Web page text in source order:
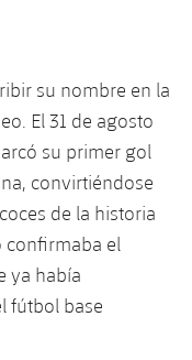
su nombre en la
El 31 de agosto
su primer gol
convirtiéndose
de la historia
confirmaba el
ya había
fútbol base